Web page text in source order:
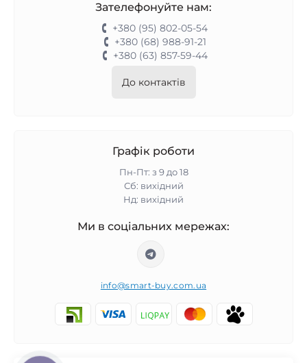
Зателефонуйте нам:
+380 (95) 802-05-54
+380 (68) 988-91-21
+380 (63) 857-59-44
До контактів
Графік роботи
Пн-Пт: з 9 до 18
Сб: вихідний
Нд: вихідний
Ми в соціальних мережах:
info@smart-buy.com.ua